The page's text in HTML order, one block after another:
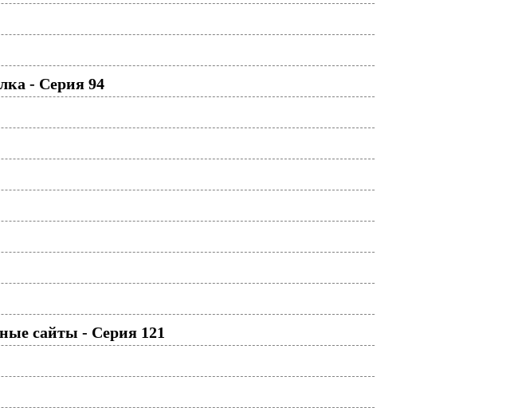
- Серия 94
сайты - Серия 121